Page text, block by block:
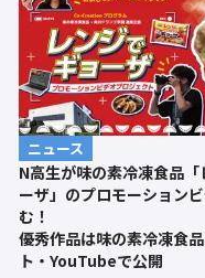
ニュース
N高生が味の素冷凍食品「
ーザ」のプロモーション
む！
優秀作品は味の素冷凍食
ト・YouTubeで公開